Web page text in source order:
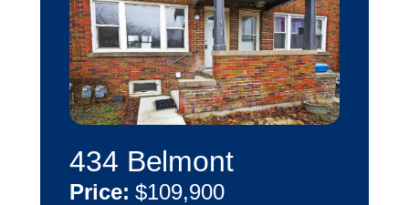
434 Belmont
Price: $109,900